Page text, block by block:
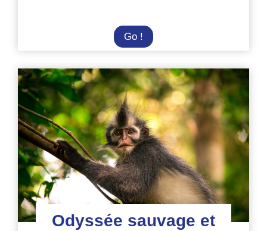
Go ! Expédition
scientifique
l’île
de
Sulawesi
en
Indonésie
!
Odyssée sauvage et